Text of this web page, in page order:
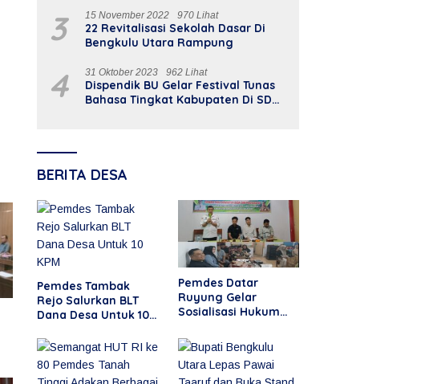
3 15 November 2022 970 Lihat
22 Revitalisasi Sekolah Dasar Di
Bengkulu Utara Rampung
4 31 Oktober 2023 962 Lihat
Dispendik BU Gelar Festival Tunas
Bahasa Tingkat Kabupaten Di SD
BERITA DESA
Pemdes Tambak
Rejo Salurkan BLT
Dana Desa Untuk 10
Pemdes Datar
Ruyung Gelar
Sosialisasi Hukum
untuk Aparatur Desa
dan Masyarakat